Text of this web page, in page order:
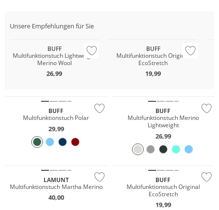
Unsere Empfehlungen für Sie
Merino
BUFF
Multifunktionstuch Lightweight
Merino Wool
26,99
BUFF
Multifunktionstuch Original
EcoStretch
19,99
BUFF
Multifunktionstuch Polar
29,99
BUFF
Multifunktionstuch Merino
Lightweight
26,99
LAMUNT
Multifunktionstuch Martha Merino
40,00
Nachhaltig
BUFF
Multifunktionstuch Original
EcoStretch
19,99